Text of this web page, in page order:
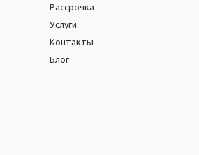
Рассрочка
Услуги
Контакты
Блог